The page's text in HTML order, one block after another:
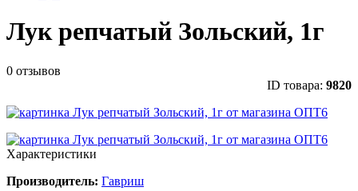
Лук репчатый Зольский, 1г
0 отзывов
ID товара: 9820
Характеристики
Производитель: Гавриш